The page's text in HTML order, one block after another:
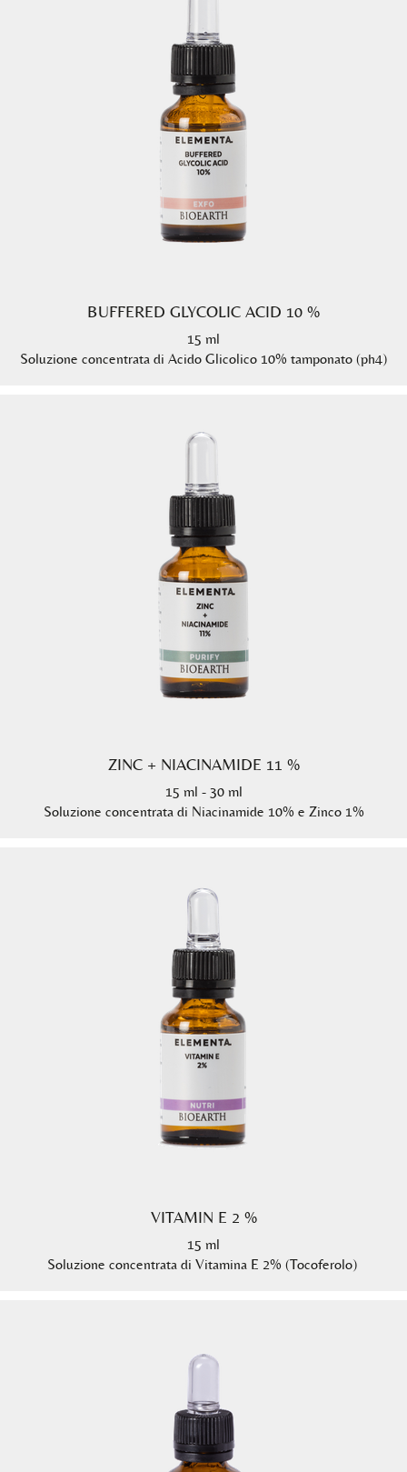
BUFFERED GLYCOLIC ACID 10 %
15 ml
Soluzione concentrata di Acido Glicolico 10% tamponato (ph4)
ZINC + NIACINAMIDE 11 %
15 ml - 30 ml
Soluzione concentrata di Niacinamide 10% e Zinco 1%
VITAMIN E 2 %
15 ml
Soluzione concentrata di Vitamina E 2% (Tocoferolo)